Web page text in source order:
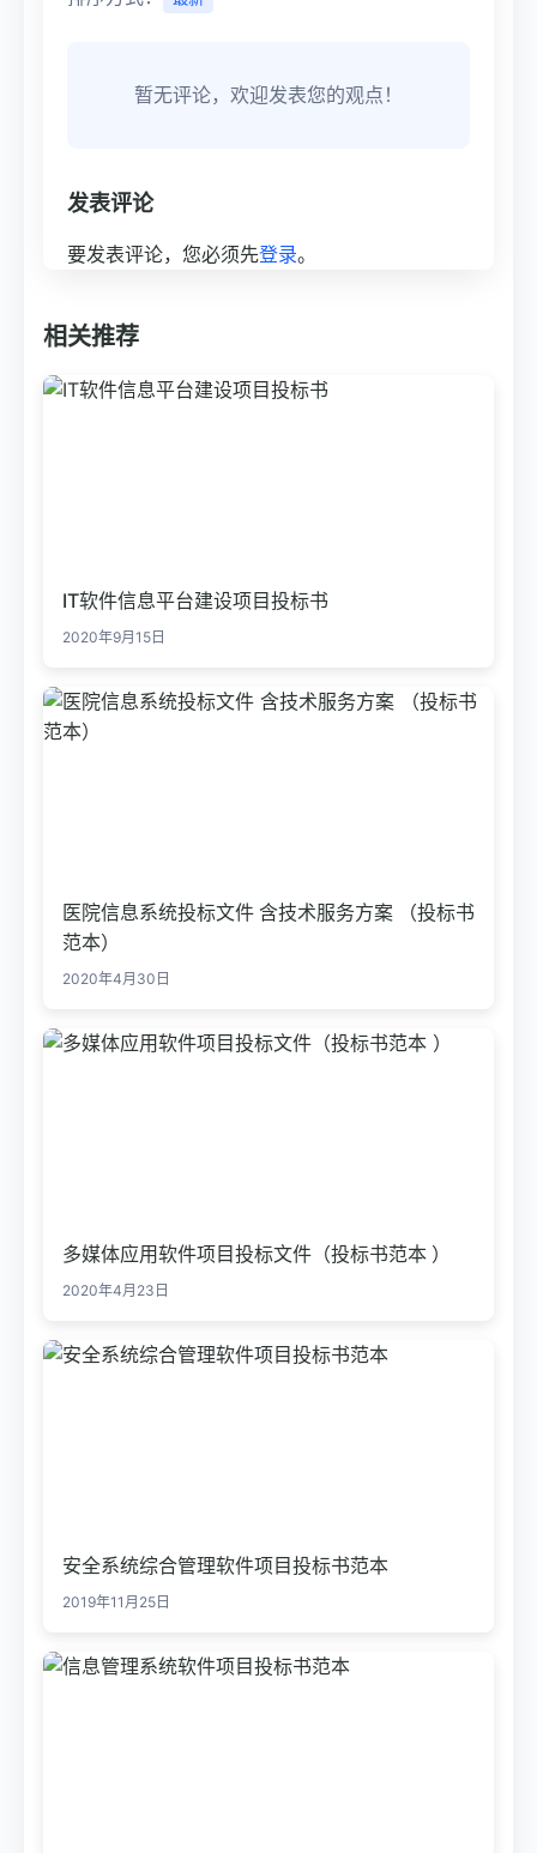
暂无评论，欢迎发表您的观点！
发表评论
要发表评论，您必须先登录。
相关推荐
IT软件信息平台建设项目投标书
2020年9月15日
医院信息系统投标文件 含技术服务方案 （投标书
范本）
2020年4月30日
多媒体应用软件项目投标文件（投标书范本 ）
2020年4月23日
安全系统综合管理软件项目投标书范本
2019年11月25日